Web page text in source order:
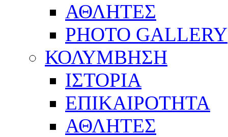
ΑΘΛΗΤΕΣ
PHOTO GALLERY
ΚΟΛΥΜΒΗΣΗ
ΙΣΤΟΡΙΑ
ΕΠΙΚΑΙΡΟΤΗΤΑ
ΑΘΛΗΤΕΣ